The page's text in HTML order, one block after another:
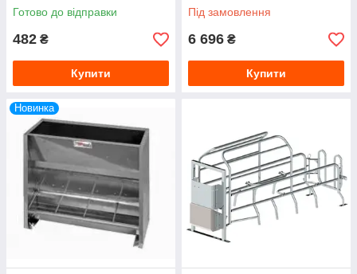
Готово до відправки
482 ₴
Купити
Під замовлення
6 696 ₴
Купити
Новинка